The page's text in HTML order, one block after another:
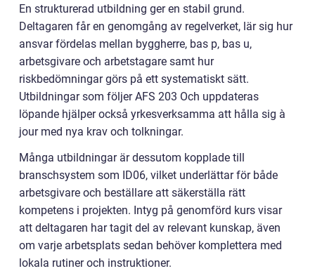
En strukturerad utbildning ger en stabil grund.
Deltagaren får en genomgång av regelverket, lär sig hur
ansvar fördelas mellan byggherre, bas p, bas u,
arbetsgivare och arbetstagare samt hur
riskbedömningar görs på ett systematiskt sätt.
Utbildningar som följer AFS 203 Och uppdateras
löpande hjälper också yrkesverksamma att hålla sig à
jour med nya krav och tolkningar.
Många utbildningar är dessutom kopplade till
branschsystem som ID06, vilket underlättar för både
arbetsgivare och beställare att säkerställa rätt
kompetens i projekten. Intyg på genomförd kurs visar
att deltagaren har tagit del av relevant kunskap, även
om varje arbetsplats sedan behöver komplettera med
lokala rutiner och instruktioner.